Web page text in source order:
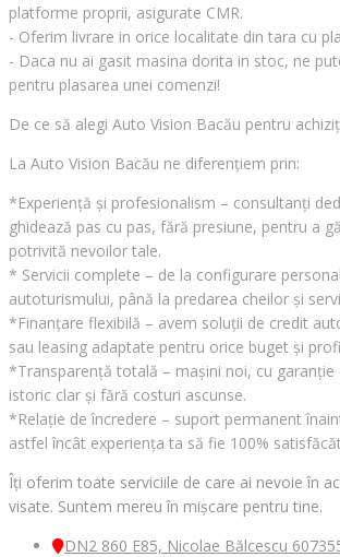
platforme proprii, asigurate CMR.
- Oferim livrare in orice localitate din tara cu
- Daca nu ai gasit masina dorita in stoc, ne
pentru plasarea unei comenzi!
De ce să alegi Auto Vision Bacău pentru
La Auto Vision Bacău ne diferențiem prin:
*Experiență și profesionalism – consultanți
ghidează pas cu pas, fără presiune, pentru a
potrivită nevoilor tale.
* Servicii complete – de la configurare
autoturismului, până la predarea cheilor și
*Finanțare flexibilă – avem soluții de credit
sau leasing adaptate pentru orice buget și
*Transparență totală – mașini noi, cu garanție
istoric clar și fără costuri ascunse.
*Relație de încredere – suport permanent
astfel încât experiența ta să fie 100%
Îți oferim toate serviciile de care ai nevoie în
visate. Suntem mereu în mișcare pentru tine.
DN2 860 E85, Nicolae Bălcescu